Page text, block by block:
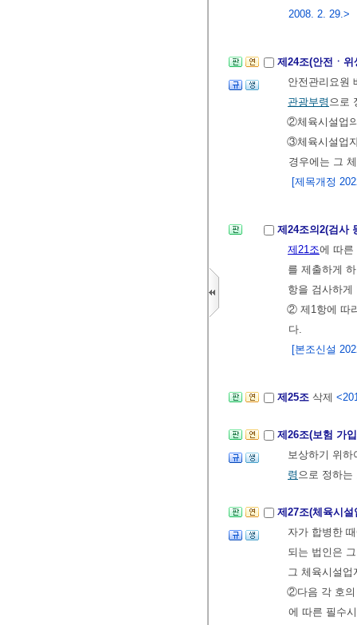
2008. 2. 29.>
제24조(안전ㆍ
안전관리요원
관광부령 으로
②체육시설업
③체육시설업
경우에는 그
[제목개정
제24조의2(검사
제21조에 따
를 제출하게
항을 검사하
② 제1항에 따
다.
[본조신설
제25조 삭제
제26조(보험 가
보상하기 위
령 으로 정하
제27조(체육시
자가 합병한
되는 법인은
그 체육시설
②다음 각 호의
에 따른 필수